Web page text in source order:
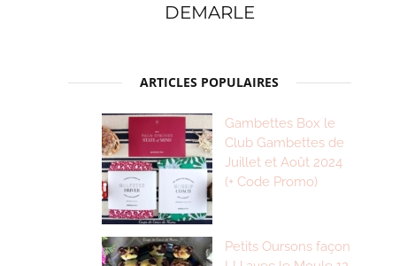
DEMARLE
ARTICLES POPULAIRES
Gambettes Box le
Club Gambettes de
Juillet et Août 2024
(+ Code Promo)
Petits Oursons façon